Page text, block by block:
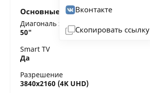
Вконтакте
Скопировать ссылку
Основные характеристики
Диагональ экрана
50"
Smart TV
Да
Разрешение
3840x2160 (4K UHD)